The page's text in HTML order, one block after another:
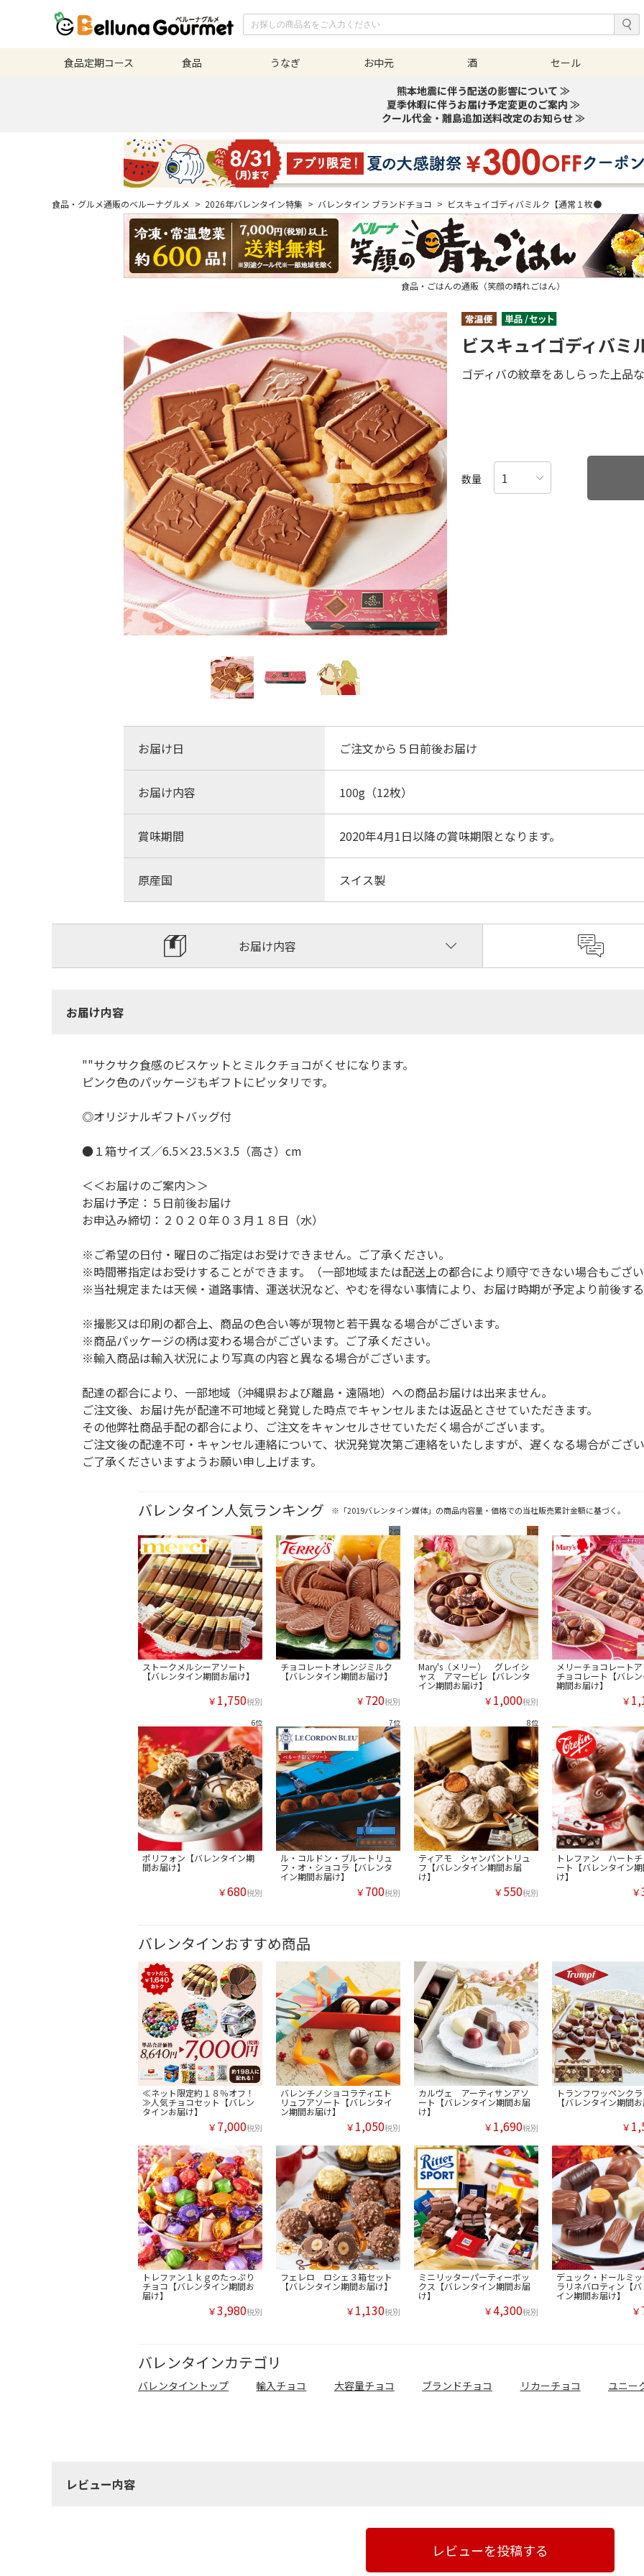
食品定期コース 食品 うなぎ お中元 酒
セール
熊本地震に伴う配送の影響について ≫
夏季休暇に伴うお届け予定変更のご案内 ≫
クール代金・離島追加送料改定のお知らせ ≫
食品・グルメ通販のベルーナグルメ > 2026年バレンタイン特集 > バレンタイン ブランドチョコ > ビスキュイゴディバミルク【通常１枚●
食品・ごはんの通販（笑顔の晴れごはん）
ビスキュイゴディバ
ゴディバの紋章をあしらった上品
数量
お届け日 ご注文から５日前後お届け
お届け内容 100g（12枚）
賞味期間 2020年4月1日以降の賞味期限となります。
原産国 スイス製
お届け内容
お届け内容
""サクサク食感のビスケットとミルクチョコがくせになります。
ピンク色のパッケージもギフトにピッタリです。
◎オリジナルギフトバッグ付
●１箱サイズ／6.5×23.5×3.5（高さ）cm
＜＜お届けのご案内＞＞
お届け予定：５日前後お届け
お申込み締切：２０２０年０３月１８日（水）
※ご希望の日付・曜日のご指定はお受けできません。ご了承ください。
※時間帯指定はお受けすることができます。（一部地域または配送上の都合により順守できない場合もござ
※当社規定または天候・道路事情、運送状況など、やむを得ない事情により、お届け時期が予定より前後す
※撮影又は印刷の都合上、商品の色合い等が現物と若干異なる場合がございます。
※商品パッケージの柄は変わる場合がございます。ご了承ください。
※輸入商品は輸入状況により写真の内容と異なる場合がございます。
配達の都合により、一部地域（沖縄県および離島・遠隔地）への商品お届けは出来ません。
ご注文後、お届け先が配達不可地域と発覚した時点でキャンセルまたは返品とさせていただきます。
その他弊社商品手配の都合により、ご注文をキャンセルさせていただく場合がございます。
ご注文後の配達不可・キャンセル連絡について、状況発覚次第ご連絡をいたしますが、遅くなる場合がござ
ご了承くださいますようお願い申し上げます。
バレンタイン人気ランキング ※「2019バレンタイン媒体」の商品内容量・価格での当社販売累計金額に基づく。
ストークメルシーアソート
【バレンタイン期間お届け】
￥ 1,750税別
チョコレートオレンジミルク
【バレンタイン期間お届け】
￥ 720税別
Mary's（メリー） グレイシ
ャス アマービレ【バレンタ
イン期間お届け】
￥ 1,000税別
メリーチョコレート
チョコレート【バレ
期間お届け】
￥
ポリフォン【バレンタイン期
間お届け】
￥680税別
ル・コルドン・ブルートリュ
フ・オ・ショコラ【バレンタ
イン期間お届け】
￥ 700税別
ティアモ シャンパントリュ
フ【バレンタイン期間お届
け】
￥ 550税別
トレファン ハートチ
ート【バレンタイン
け】
￥
バレンタインおすすめ商品
≪ネット限定約１８％オフ！
≫人気チョコセット【バレン
タインお届け】
￥ 7,000税別
バレンチノショコラティエト
リュフアソート【バレンタイ
ン期間お届け】
￥ 1,050税別
カルヴェ アーティサンアソ
ート【バレンタイン期間お届
け】
￥ 1,690税別
トランフワッペンク
【バレンタイン期間
￥
トレファン１ｋｇのたっぷり
チョコ【バレンタイン期間お
届け】
￥3,980税別
フェレロ ロシェ３箱セット
【バレンタイン期間お届け】
￥ 1,130税別
ミニリッターパーティーボッ
クス【バレンタイン期間お届
け】
￥4,300税別
デュック・ドールミ
ラリネバロティン【
イン期間お届け】
￥
バレンタインカテゴリ
バレンタイントップ 輸入チョコ 大容量チョコ ブランドチョコ リカーチョコ ユニー
レビュー内容
レビューを投稿する